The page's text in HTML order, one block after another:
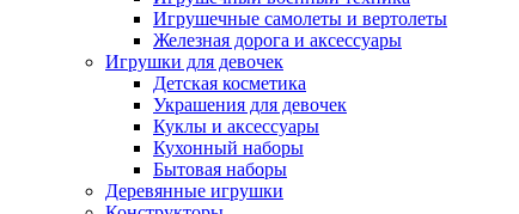
Игрушечные самолеты и вертолеты
Железная дорога и аксессуары
Игрушки для девочек
Детская косметика
Украшения для девочек
Куклы и аксессуары
Кухонный наборы
Бытовая наборы
Деревянные игрушки